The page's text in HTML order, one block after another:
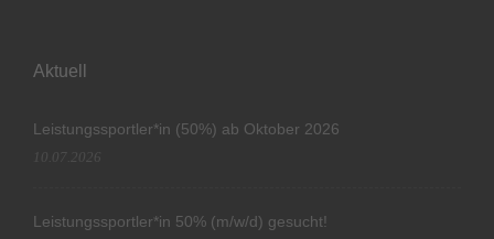
Aktuell
Leistungssportler*in (50%) ab Oktober 2026
10.07.2026
Leistungssportler*in 50% (m/w/d) gesucht!